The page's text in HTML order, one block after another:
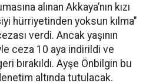
alınan Akkaya’nın kızı
hürriyetinden yoksun kılma"
verdi. Ancak yaşının
ceza 10 aya indirildi ve
bırakıldı. Ayşe Önbilgin bu
altında tutulacak.